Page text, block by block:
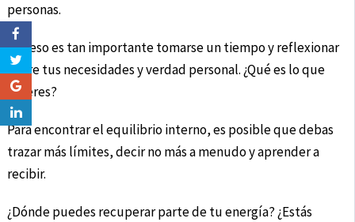
personas.
Por eso es tan importante tomarse un tiempo y reflexionar
sobre tus necesidades y verdad personal. ¿Qué es lo que
quieres?
Para encontrar el equilibrio interno, es posible que debas
trazar más límites, decir no más a menudo y aprender a
recibir.
¿Dónde puedes recuperar parte de tu energía? ¿Estás